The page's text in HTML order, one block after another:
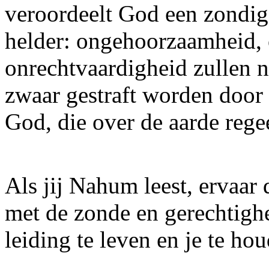
veroordeelt God een
helder:
onrechtvaardigheid zullen
zwaar gestraft worden
God, die over de aarde
Als jij Nahum leest, ervaar
met de zonde en
leiding te leven en je te